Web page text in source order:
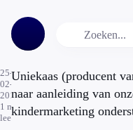
25-
02-
2013
1 min.
leestijd
Uniekaas (producent
naar aanleiding van
kindermarketing